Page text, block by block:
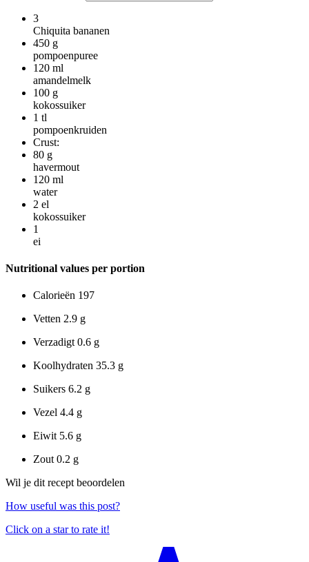
3
Chiquita bananen
450 g
pompoenpuree
120 ml
amandelmelk
100 g
kokossuiker
1 tl
pompoenkruiden
Crust:
80 g
havermout
120 ml
water
2 el
kokossuiker
1
ei
Nutritional values per portion
Calorieën 197
Vetten 2.9 g
Verzadigt 0.6 g
Koolhydraten 35.3 g
Suikers 6.2 g
Vezel 4.4 g
Eiwit 5.6 g
Zout 0.2 g
Wil je dit recept beoordelen
How useful was this post?
Click on a star to rate it!